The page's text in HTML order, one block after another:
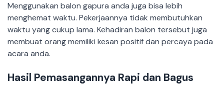
Menggunakan balon gapura anda juga bisa lebih
menghemat waktu. Pekerjaannya tidak membutuhkan
waktu yang cukup lama. Kehadiran balon tersebut juga
membuat orang memiliki kesan positif dan percaya pada
acara anda.
Hasil Pemasangannya Rapi dan Bagus